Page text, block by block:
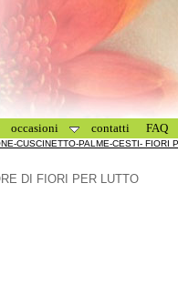
occasioni contatti FAQ
CUSCINETTO-PALME-CESTI- FIORI
DI FIORI PER LUTTO